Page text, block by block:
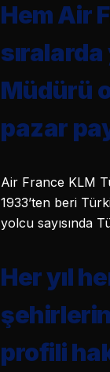
Hem Air
Müdürü
pazar
Air France KLM
1933’ten beri
yolcu sayısında
Her yıl
profili